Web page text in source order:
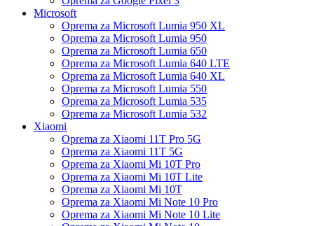
Microsoft
Oprema za Microsoft Lumia 950 XL
Oprema za Microsoft Lumia 950
Oprema za Microsoft Lumia 650
Oprema za Microsoft Lumia 640 LTE
Oprema za Microsoft Lumia 640 XL
Oprema za Microsoft Lumia 550
Oprema za Microsoft Lumia 535
Oprema za Microsoft Lumia 532
Xiaomi
Oprema za Xiaomi 11T Pro 5G
Oprema za Xiaomi 11T 5G
Oprema za Xiaomi Mi 10T Pro
Oprema za Xiaomi Mi 10T Lite
Oprema za Xiaomi Mi 10T
Oprema za Xiaomi Mi Note 10 Pro
Oprema za Xiaomi Mi Note 10 Lite